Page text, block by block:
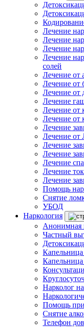
Лечение
Лечение
Лечение
Лечение
солей
Лечение от
Лечение от
Лечение от
Лечение
Лечение от
Лечение от
Лечение
Лечение
Лечение
Лечение
Лечение
Лечение
Лечение
Помощь
Снятие
УБОД
Наркология
Анонимная
Частный
Капельница
Нарколог
Помощь при
Снятие
Телефон